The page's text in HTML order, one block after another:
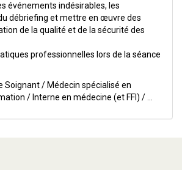
événements indésirables, les
débriefing et mettre en œuvre des
de la qualité et de la sécurité des
professionnelles lors de la séance
Soignant / Médecin spécialisé en
/ Interne en médecine (et FFI) / ...